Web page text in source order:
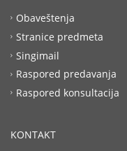
Obaveštenja
Stranice predmeta
Singimail
Raspored predavanja
Raspored konsultacija
KONTAKT